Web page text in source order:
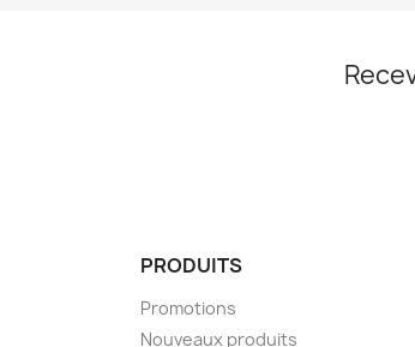
PRODUITS
Promotions
Nouveaux produits